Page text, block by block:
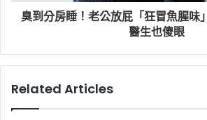
臭到分房睡！老公放屁「狂冒魚腥味
醫生也傻眼
Related Articles